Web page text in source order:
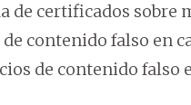
de certificados sobre
contenido falso en
de contenido falso